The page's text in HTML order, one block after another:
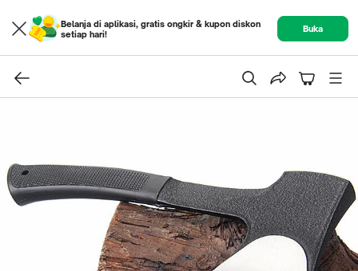
Belanja di aplikasi, gratis ongkir & kupon diskon
setiap hari!
Buka